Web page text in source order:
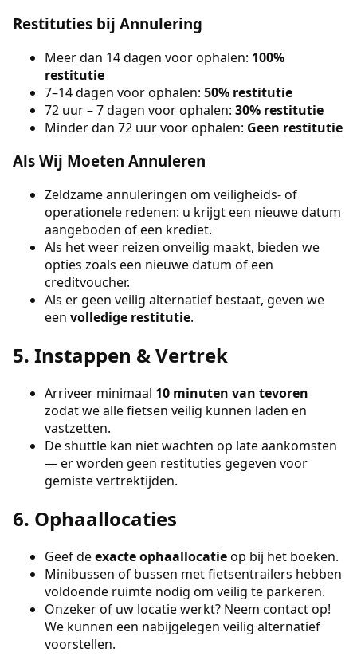
Restituties bij Annulering
Meer dan 14 dagen voor ophalen: 100%
restitutie
7–14 dagen voor ophalen: 50% restitutie
72 uur – 7 dagen voor ophalen: 30% restitutie
Minder dan 72 uur voor ophalen: Geen restitutie
Als Wij Moeten Annuleren
Zeldzame annuleringen om veiligheids- of
operationele redenen: u krijgt een nieuwe datum
aangeboden of een krediet.
Als het weer reizen onveilig maakt, bieden we
opties zoals een nieuwe datum of een
creditvoucher.
Als er geen veilig alternatief bestaat, geven we
een volledige restitutie.
5. Instappen & Vertrek
Arriveer minimaal 10 minuten van tevoren
zodat we alle fietsen veilig kunnen laden en
vastzetten.
De shuttle kan niet wachten op late aankomsten
— er worden geen restituties gegeven voor
gemiste vertrektijden.
6. Ophaallocaties
Geef deexacte ophaallocatieop bij het boeken.
Minibussen of bussen met fietsentrailers hebben
voldoende ruimte nodig om veilig te parkeren.
Onzeker of uw locatie werkt? Neem contact op!
We kunnen een nabijgelegen veilig alternatief
voorstellen.